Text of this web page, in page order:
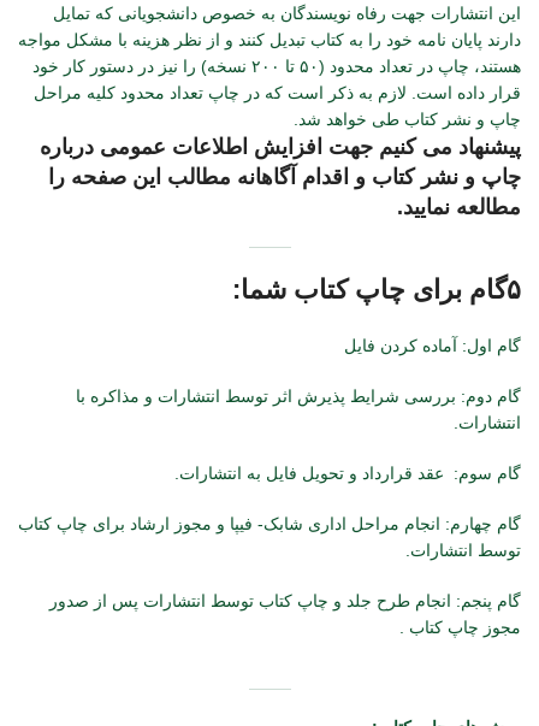
این انتشارات جهت رفاه نویسندگان به خصوص دانشجویانی که تمایل
دارند پایان نامه خود را به کتاب تبدیل کنند و از نظر هزینه با مشکل مواجه
هستند، چاپ در تعداد محدود (۵۰ تا ۲۰۰ نسخه) را نیز در دستور کار خود
قرار داده است. لازم به ذکر است که در چاپ تعداد محدود کلیه مراحل
چاپ و نشر کتاب طی خواهد شد.
پیشنهاد می کنیم جهت افزایش اطلاعات عمومی درباره
چاپ و نشر کتاب و اقدام آگاهانه مطالب این صفحه را
مطالعه نمایید.
۵گام برای چاپ کتاب شما:
گام اول: آماده کردن فایل
گام دوم: بررسی شرایط پذیرش اثر توسط انتشارات و مذاکره با
انتشارات.
گام سوم: عقد قرارداد و تحویل فایل به انتشارات.
گام چهارم: انجام مراحل اداری شابک- فیپا و مجوز ارشاد برای چاپ کتاب
توسط انتشارات.
گام پنجم: انجام طرح جلد و چاپ کتاب توسط انتشارات پس از صدور
مجوز چاپ کتاب .